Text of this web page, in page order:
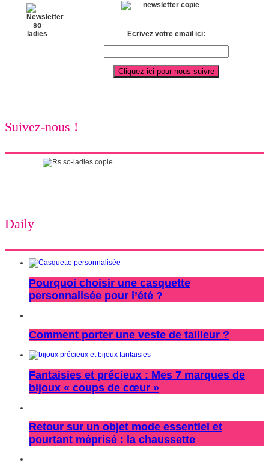
Ecrivez votre email ici:
Suivez-nous !
Daily
Pourquoi choisir une casquette
personnalisée pour l’été ?
Comment porter une veste de tailleur ?
Fantaisies et précieux : Mes 7 marques de
bijoux « coups de cœur »
Retour sur un objet mode essentiel et
pourtant méprisé : la chaussette